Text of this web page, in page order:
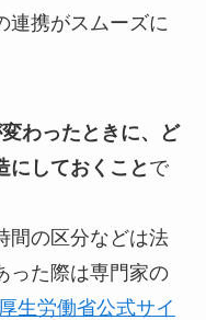
連携がスムーズに
わったときに、ど
にしておくことで
間の区分などは法
った際は専門家の
厚生労働省公式サイ